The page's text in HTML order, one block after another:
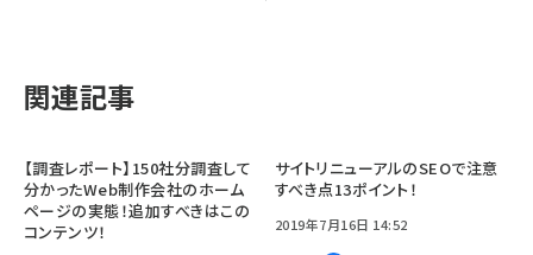
関連記事
【調査レポート】150社分調査して
分かったWeb制作会社のホーム
ページの実態！追加すべきはこの
コンテンツ！
サイトリニューアルのSEOで注意
すべき点13ポイント！
2019年7月16日 14:52